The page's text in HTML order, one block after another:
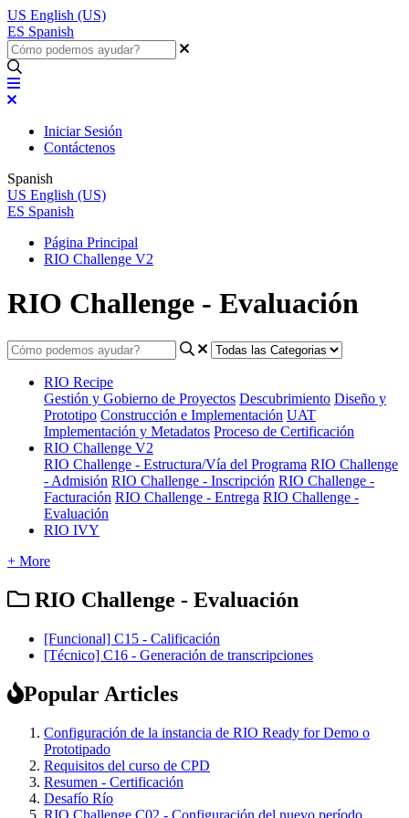
US English (US)
ES Spanish
Iniciar Sesión
Contáctenos
Spanish
US English (US)
ES Spanish
Página Principal
RIO Challenge V2
RIO Challenge - Evaluación
RIO Recipe
Gestión y Gobierno de Proyectos Descubrimiento Diseño y
Prototipo Construcción e Implementación UAT
Implementación y Metadatos Proceso de Certificación
RIO Challenge V2
RIO Challenge - Estructura/Vía del Programa RIO Challenge
- Admisión RIO Challenge - Inscripción RIO Challenge -
Facturación RIO Challenge - Entrega RIO Challenge -
Evaluación
RIO IVY
+ More
RIO Challenge - Evaluación
[Funcional] C15 - Calificación
[Técnico] C16 - Generación de transcripciones
Popular Articles
Configuración de la instancia de RIO Ready for Demo o
Prototipado
Requisitos del curso de CPD
Resumen - Certificación
Desafío Río
RIO Challenge C02 - Configuración del nuevo período